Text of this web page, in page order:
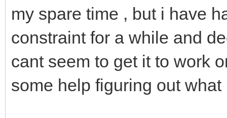
my spare time , but i have
constraint for a while and
cant seem to get it to work
some help figuring out